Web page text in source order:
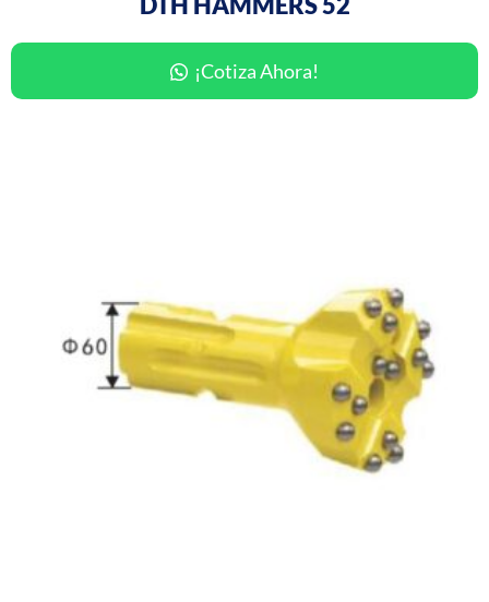
¡Cotiza Ahora!